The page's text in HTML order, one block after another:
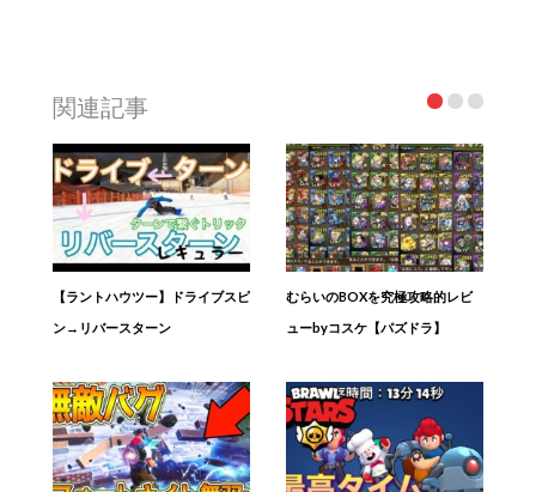
関連記事
【ラントハウツー】ドライブスピ
ン→リバースターン
むらいのBOXを究極攻略的レビ
ューbyコスケ【パズドラ】